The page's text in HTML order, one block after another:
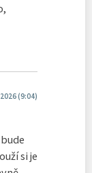
(9:04)
si je